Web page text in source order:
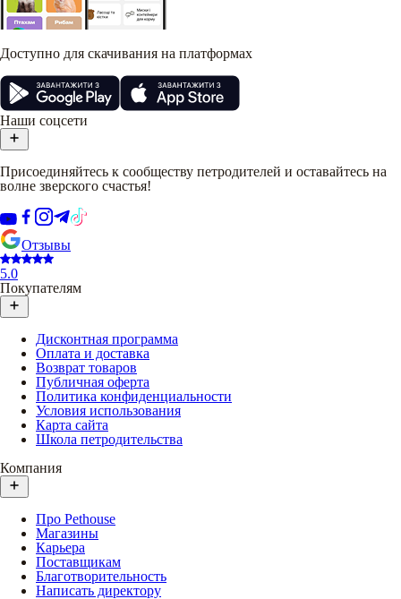
Доступно для скачивания на платформах
Наши соцсети
Присоединяйтесь к сообществу петродителей и оставайтесь на
волне зверского счастья!
Отзывы
5.0
Покупателям
Дисконтная программа
Оплата и доставка
Возврат товаров
Публичная оферта
Политика конфиденциальности
Условия использования
Карта сайта
Школа петродительства
Компания
Про Pethouse
Магазины
Карьера
Поставщикам
Благотворительность
Написать директору